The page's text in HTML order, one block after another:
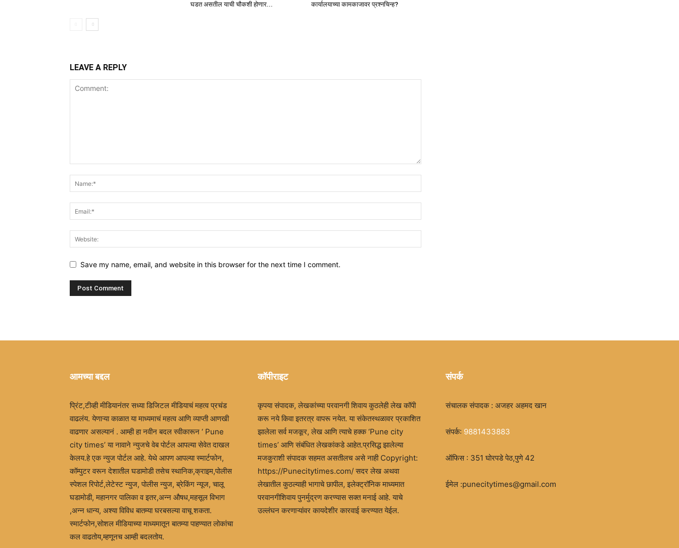
घडत असतील याची चौकशी होणार...
कार्यालयाच्या कामकाजावर प्रश्नचिन्ह?
LEAVE A REPLY
Save my name, email, and website in this browser for the next time I comment.
आमच्या बद्दल
प्रिंट,टीव्ही मीडियानंतर सध्या डिजिटल मीडियाचं महत्व प्रचंड
वाढलंय. येणाऱ्या काळात या माध्यमाचं महत्व आणि व्याप्ती आणखी
वाढणार असल्यानं . आम्ही हा नवीन बदल स्वीकारून ‘ Pune
city times’ या नावाने न्युजचे वेब पोर्टल आपल्या सेवेत दाखल
केलय.हे एक न्युज पोर्टल आहे. येथे आपण आपल्या स्मार्टफोन,
कॉम्पुटर वरून देशातील घडामोडी तसेच स्थानिक,क्राइम,पोलीस
स्पेशल रिपोर्ट,लेटेस्ट न्युज, पोलीस न्युज, ब्रेकिंग न्यूज, चालू
घडामोडी, महानगर पालिका व इतर,अन्न औषध,महसूल विभाग
,अन्न धान्य, अश्या विविध बातम्या घरबसल्या वाचू शकता.
स्मार्टफोन,सोशल मीडियाच्या माध्यमातून बातम्या पाहण्यात लोकांचा
कल वाढतोय,म्हणूनच आम्ही बदलतोय.
कॉपीराइट
कृपया संपादक, लेखकांच्या परवानगी शिवाय कुठलेही लेख कॉपी
करू नये किवा इतरत्र वापरू नयेत. या संकेतस्थळावर प्रकाशित
झालेला सर्व मजकूर, लेख आणि त्याचे हक्क ‘Pune city
times’ आणि संबंधित लेखकांकडे आहेत.प्रसिद्ध झालेल्या
मजकुराशी संपादक सहमत असतीलच असे नाही Copyright:
https://Punecitytimes.com/ सदर लेख अथवा
लेखातील कुठल्याही भागाचे छापील, इलेक्ट्रॉनिक माध्यमात
परवानगीशिवाय पुनर्मुद्रण करण्यास सक्त मनाई आहे. याचे
उल्लंघन करणाऱ्यांवर कायदेशीर कारवाई करण्यात येईल.
संपर्क
संचालक संपादक : अजहर अहमद खान
संपर्क: 9881433883
ऑफिस : 351 घोरपडे पेठ,पुणे 42
ईमेल :punecitytimes@gmail.com